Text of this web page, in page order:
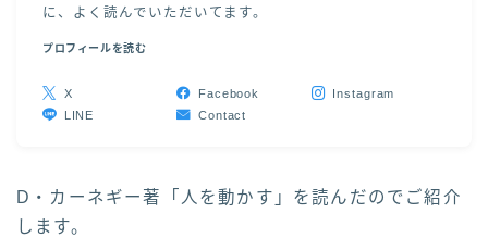
に、よく読んでいただいてます。
プロフィールを読む
X Facebook
Instagram
LINE
Contact
D・カーネギー著「人を動かす」を読んだのでご紹介
します。